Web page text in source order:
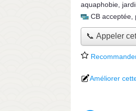
aquaphobie
CB acceptée
📞 Appeler
Améliorer